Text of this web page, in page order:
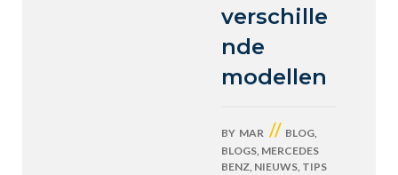
verschille
nde
modellen
BY MAR // BLOG,
BLOGS, MERCEDES
BENZ, NIEUWS, TIPS